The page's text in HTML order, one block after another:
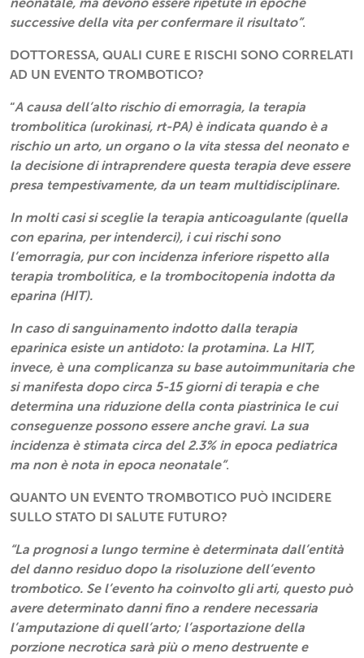
neonatale, ma devono essere ripetute in epoche
successive della vita per confermare il risultato”.
DOTTORESSA, QUALI CURE E RISCHI SONO CORRELATI
AD UN EVENTO TROMBOTICO?
“A causa dell’alto rischio di emorragia, la terapia
trombolitica (urokinasi, rt-PA) è indicata quando è a
rischio un arto, un organo o la vita stessa del neonato e
la decisione di intraprendere questa terapia deve essere
presa tempestivamente, da un team multidisciplinare.
In molti casi si sceglie la terapia anticoagulante (quella
con eparina, per intenderci), i cui rischi sono
l’emorragia, pur con incidenza inferiore rispetto alla
terapia trombolitica, e la trombocitopenia indotta da
eparina (HIT).
In caso di sanguinamento indotto dalla terapia
eparinica esiste un antidoto: la protamina. La HIT,
invece, è una complicanza su base autoimmunitaria che
si manifesta dopo circa 5-15 giorni di terapia e che
determina una riduzione della conta piastrinica le cui
conseguenze possono essere anche gravi. La sua
incidenza è stimata circa del 2.3% in epoca pediatrica
ma non è nota in epoca neonatale”.
QUANTO UN EVENTO TROMBOTICO PUÒ INCIDERE
SULLO STATO DI SALUTE FUTURO?
“La prognosi a lungo termine è determinata dall’entità
del danno residuo dopo la risoluzione dell’evento
trombotico. Se l’evento ha coinvolto gli arti, questo può
avere determinato danni fino a rendere necessaria
l’amputazione di quell’arto; l’asportazione della
porzione necrotica sarà più o meno destruente e